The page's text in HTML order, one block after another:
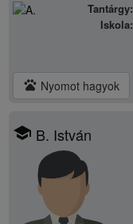
Tantárgy:
Iskola:
pets Nyomot hagyok
school B. István